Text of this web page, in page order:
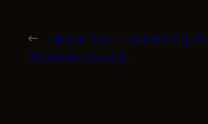
← Januar 2021 – Sanierung,
Abokiste, Launch